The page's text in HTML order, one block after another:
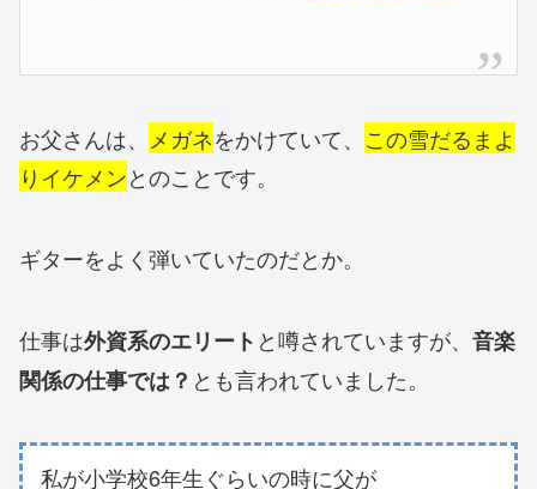
お父さんは、 メガネをかけていて、 この雪だるまよ
りイケメンとのことです。
ギターをよく弾いていたのだとか。
仕事は外資系のエリート と噂されていますが、 音楽
関係の仕事では？ とも言われていました。
私が小学校6年生ぐらいの時に父が